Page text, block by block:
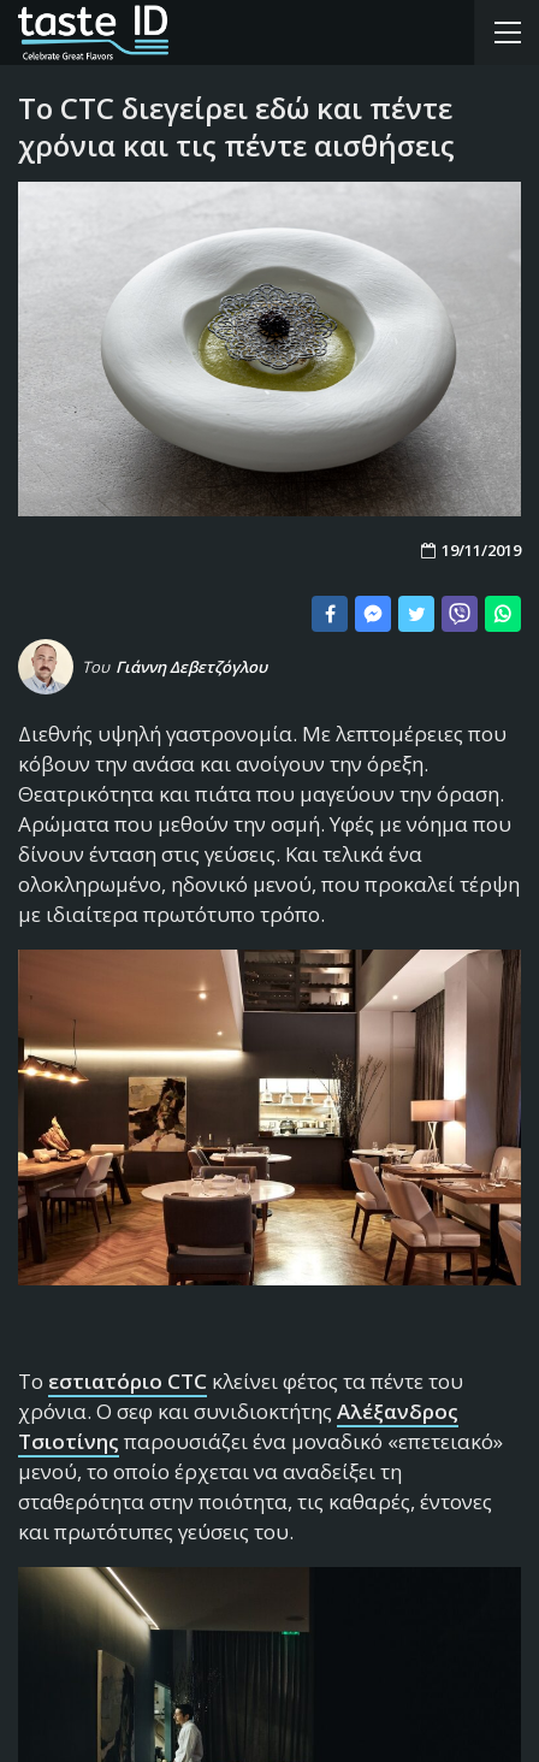
Το CTC διεγείρει εδώ και πέντε
χρόνια και τις πέντε αισθήσεις
19/11/2019
Του Γιάννη Δεβετζόγλου
Διεθνής υψηλή γαστρονομία. Με λεπτομέρειες που
κόβουν την ανάσα και ανοίγουν την όρεξη.
Θεατρικότητα και πιάτα που μαγεύουν την όραση.
Αρώματα που μεθούν την οσμή. Υφές με νόημα που
δίνουν ένταση στις γεύσεις. Και τελικά ένα
ολοκληρωμένο, ηδονικό μενού, που προκαλεί τέρψη
με ιδιαίτερα πρωτότυπο τρόπο.
Το εστιατόριο CTC κλείνει φέτος τα πέντε του
χρόνια. Ο σεφ και συνιδιοκτήτης Αλέξανδρος
Τσιοτίνης παρουσιάζει ένα μοναδικό «επετειακό»
μενού, το οποίο έρχεται να αναδείξει τη
σταθερότητα στην ποιότητα, τις καθαρές, έντονες
και πρωτότυπες γεύσεις του.